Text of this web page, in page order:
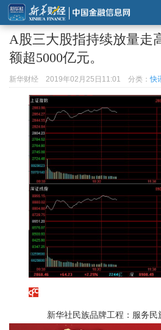
A股三大股指持续放量走
额超5000亿元。
新华财经 2019年02月25日11:01 分类：快
新华社民族品牌工程：服务